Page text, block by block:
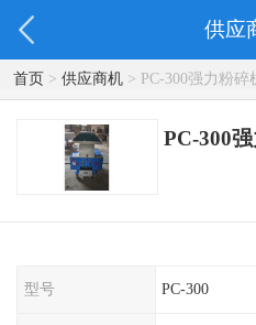
供应
首页> 供应商机> PC-300强力粉碎
PC-300
型号 PC-300